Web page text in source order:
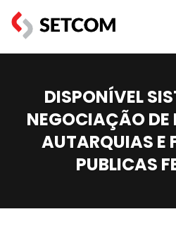
DISPONÍVEL
NEGOCIAÇÃO
AUTARQUIAS E
PUBLICAS